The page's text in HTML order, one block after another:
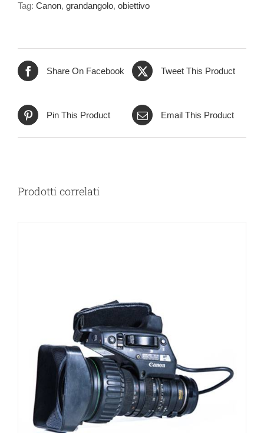
Tag: Canon, grandangolo, obiettivo
Share On Facebook Tweet This Product
Pin This Product Email This Product
Prodotti correlati